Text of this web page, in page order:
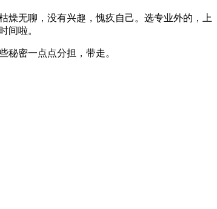
燥无聊，没有兴趣，愧疚自己。选专业外的，上
间啦。
秘密一点点分担，带走。